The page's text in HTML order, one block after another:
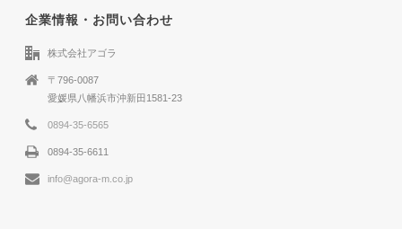
企業情報・お問い合わせ
株式会社アゴラ
〒796-0087
愛媛県八幡浜市沖新田1581-23
0894-35-6565
0894-35-6611
info@agora-m.co.jp